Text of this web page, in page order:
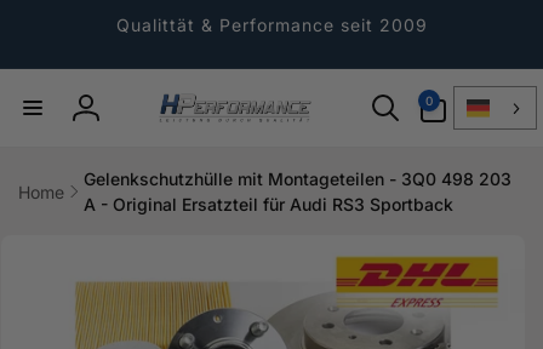
Qualittät & Performance seit 2009
Einloggen
0
Artikel
Home
Gelenkschutzhülle mit Montageteilen - 3Q0 498 203
A - Original Ersatzteil für Audi RS3 Sportback